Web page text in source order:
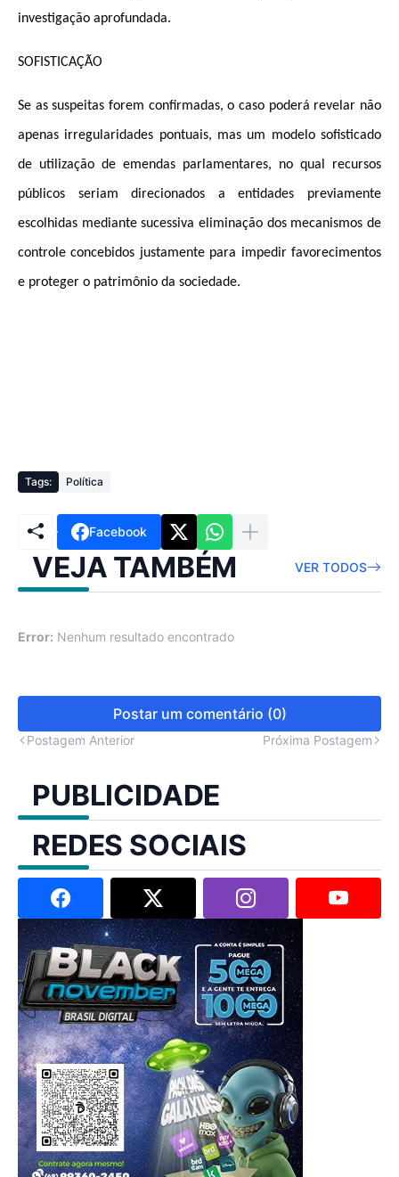
investigação aprofundada.
SOFISTICAÇÃO
Se as suspeitas forem confirmadas, o caso poderá revelar não
apenas irregularidades pontuais, mas um modelo sofisticado
de utilização de emendas parlamentares, no qual recursos
públicos seriam direcionados a entidades previamente
escolhidas mediante sucessiva eliminação dos mecanismos de
controle concebidos justamente para impedir favorecimentos
e proteger o patrimônio da sociedade.
Tags: Política
Facebook
VEJA TAMBÉM VER TODOS
Error: Nenhum resultado encontrado
Postar um comentário (0)
Postagem Anterior Próxima Postagem
PUBLICIDADE
REDES SOCIAIS